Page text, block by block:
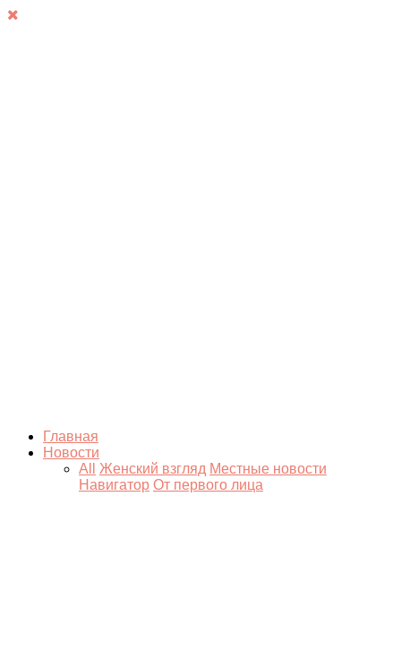
Главная
Новости
All
Женский взгляд Местные новости
Навигатор От первого лица